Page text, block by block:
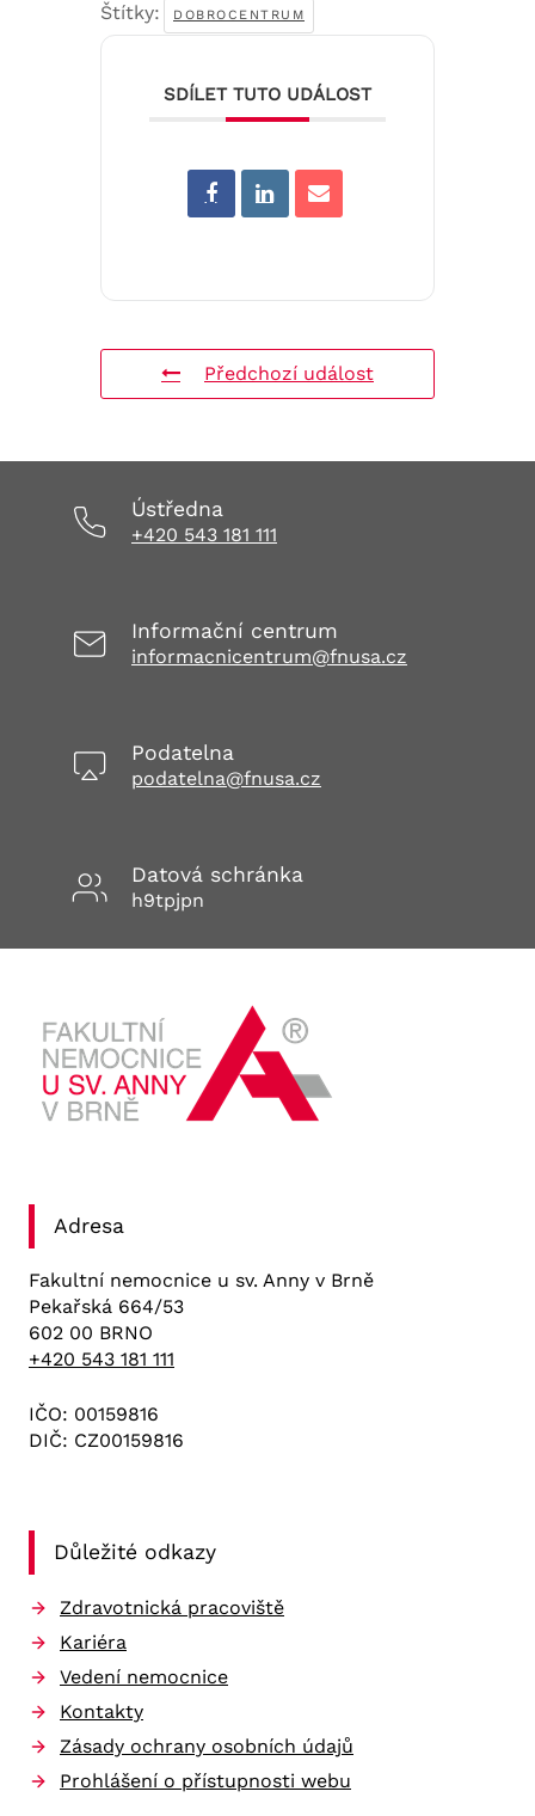
Štítky: DOBROCENTRUM
SDÍLET TUTO UDÁLOST
Předchozí událost
Ústředna
+420 543 181 111
Informační centrum
informacnicentrum@fnusa.cz
Podatelna
podatelna@fnusa.cz
Datová schránka
h9tpjpn
Adresa
Fakultní nemocnice u sv. Anny v Brně
Pekařská 664/53
602 00 BRNO
+420 543 181 111
IČO: 00159816
DIČ: CZ00159816
Důležité odkazy
Zdravotnická pracoviště
Kariéra
Vedení nemocnice
Kontakty
Zásady ochrany osobních údajů
Prohlášení o přístupnosti webu